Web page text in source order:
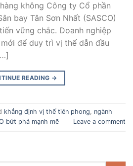
không Công ty Cổ phần
bay Tân Sơn Nhất (SASCO)
vững chắc. Doanh nghiệp
để duy trì vị thế dẫn đầu
READING →
khẳng định vị thế tiên phong, ngành
bứt phá mạnh mẽ Leave a comment